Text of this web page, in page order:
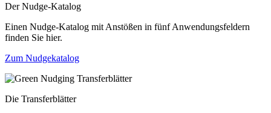
Der Nudge-Katalog
Einen Nudge-Katalog mit Anstößen in fünf Anwendungsfeldern
finden Sie hier.
Zum Nudgekatalog
Die Transferblätter